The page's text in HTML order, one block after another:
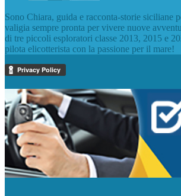
Sono Chiara, guida e racconta-storie siciliane
valigia sempre pronta per vivere nuove
di tre piccoli esploratori classe 2013, 2015 e
pilota elicotterista con la passione per il mare!